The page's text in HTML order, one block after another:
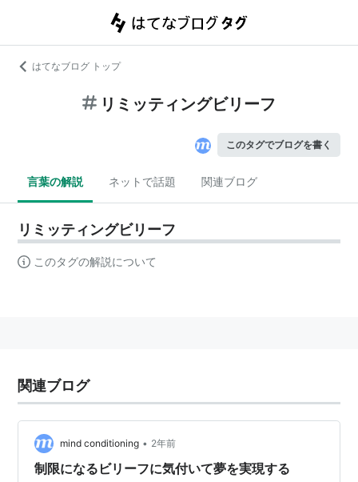
はてなブログ トップ
リミッティングビリーフ
このタグでブログを書く
言葉の解説 ネットで話題 関連ブログ
リミッティングビリーフ
このタグの解説について
関連ブログ
mind conditioning • 2年前
制限になるビリーフに気付いて夢を実現する